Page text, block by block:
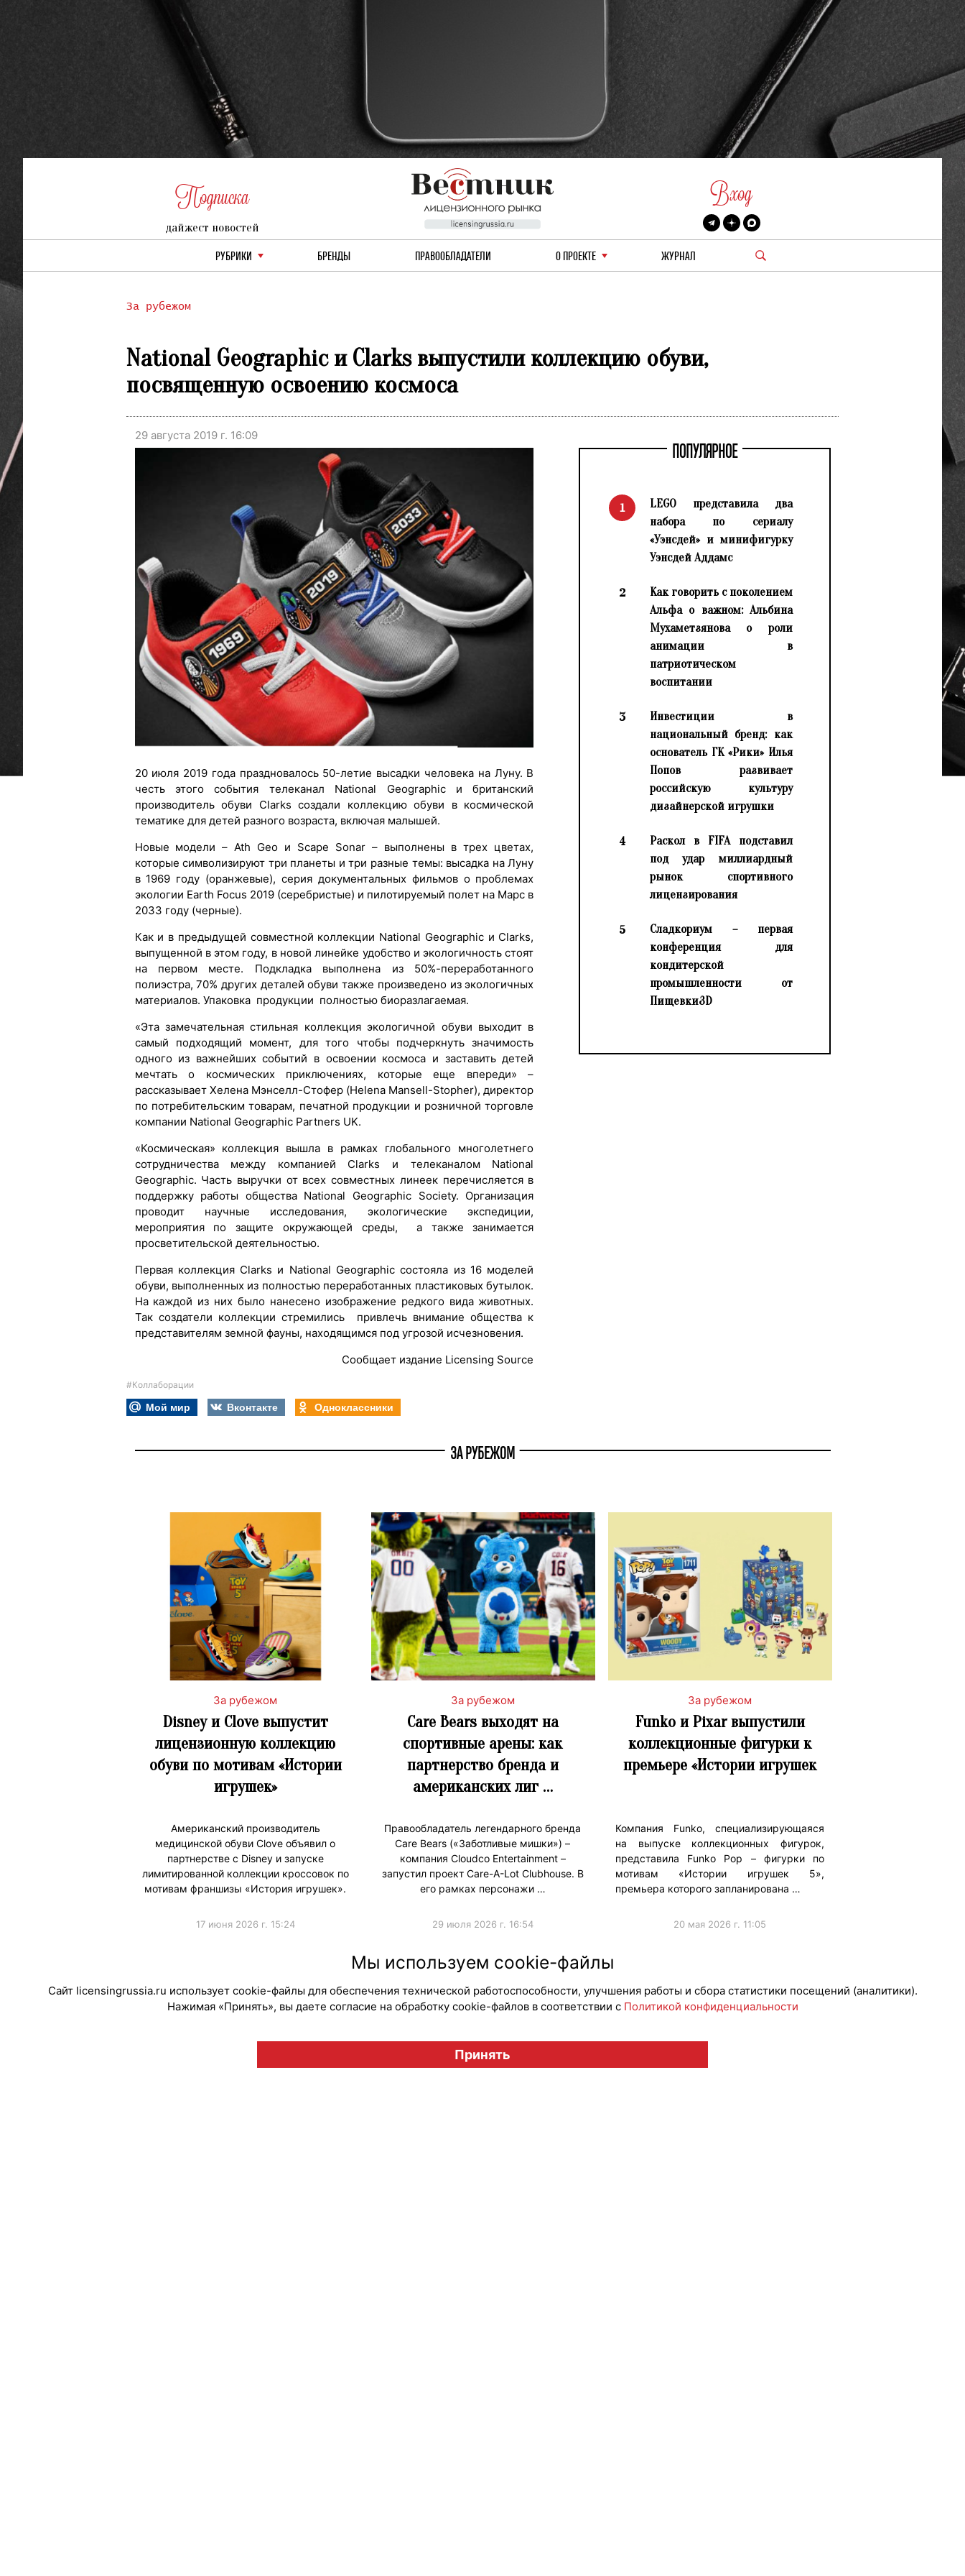
Подписка
дайжест новостей
Вход
РУБРИКИ БРЕНДЫ ПРАВООБЛАДАТЕЛИ О ПРОЕКТЕ ЖУРНАЛ
За рубежом
National Geographic и Clarks выпустили коллекцию обуви,
посвященную освоению космоса
29 августа 2019 г. 16:09
20 июля 2019 года праздновалось 50-летие высадки человека на Луну. В
честь этого события телеканал National Geographic и британский
производитель обуви Clarks создали коллекцию обуви в космической
тематике для детей разного возраста, включая малышей.
Новые модели – Ath Geo и Scape Sonar – выполнены в трех цветах,
которые символизируют три планеты и три разные темы: высадка на Луну
в 1969 году (оранжевые), серия документальных фильмов о проблемах
экологии Earth Focus 2019 (серебристые) и пилотируемый полет на Марс в
2033 году (черные).
Как и в предыдущей совместной коллекции National Geographic и Clarks,
выпущенной в этом году, в новой линейке удобство и экологичность стоят
на первом месте. Подкладка выполнена из 50%-переработанного
полиэстра, 70% других деталей обуви также произведено из экологичных
материалов. Упаковка продукции полностью биоразлагаемая.
«Эта замечательная стильная коллекция экологичной обуви выходит в
самый подходящий момент, для того чтобы подчеркнуть значимость
одного из важнейших событий в освоении космоса и заставить детей
мечтать о космических приключениях, которые еще впереди» –
рассказывает Хелена Мэнселл-Стофер (Helena Mansell-Stopher), директор
по потребительским товарам, печатной продукции и розничной торговле
компании National Geographic Partners UK.
«Космическая» коллекция вышла в рамках глобального многолетнего
сотрудничества между компанией Clarks и телеканалом National
Geographic. Часть выручки от всех совместных линеек перечисляется в
поддержку работы общества National Geographic Society. Организация
проводит научные исследования, экологические экспедиции,
мероприятия по защите окружающей среды, а также занимается
просветительской деятельностью.
Первая коллекция Clarks и National Geographic состояла из 16 моделей
обуви, выполненных из полностью переработанных пластиковых бутылок.
На каждой из них было нанесено изображение редкого вида животных.
Так создатели коллекции стремились привлечь внимание общества к
представителям земной фауны, находящимся под угрозой исчезновения.
Сообщает издание Licensing Source
ПОПУЛЯРНОЕ
1
LEGO представила два
набора по сериалу
«Уэнсдей» и минифигурку
Уэнсдей Аддамс
2
Как говорить с поколением
Альфа о важном: Альбина
Мухаметзянова о роли
анимации в
патриотическом
воспитании
3
Инвестиции в
национальный бренд: как
основатель ГК «Рики» Илья
Попов развивает
российскую культуру
дизайнерской игрушки
4
Раскол в FIFA подставил
под удар миллиардный
рынок спортивного
лицензирования
5
Сладкориум – первая
конференция для
кондитерской
промышленности от
Пищевки3D
#Коллаборации
Мой мир Вконтакте Одноклассники
ЗА РУБЕЖОМ
За рубежом
Disney и Clove выпустит
лицензионную коллекцию
обуви по мотивам «Истории
игрушек»
Американский производитель
медицинской обуви Clove объявил о
партнерстве с Disney и запуске
лимитированной коллекции кроссовок по
мотивам франшизы «История игрушек».
17 июня 2026 г. 15:24
За рубежом
Care Bears выходят на
спортивные арены: как
партнерство бренда и
американских лиг …
Правообладатель легендарного бренда
Care Bears («Заботливые мишки») –
компания Cloudco Entertainment –
запустил проект Care-A-Lot Clubhouse. В
его рамках персонажи …
29 июля 2026 г. 16:54
За рубежом
Funko и Pixar выпустили
коллекционные фигурки к
премьере «Истории игрушек
Компания Funko, специализирующаяся
на выпуске коллекционных фигурок,
представила Funko Pop – фигурки по
мотивам «Истории игрушек 5»,
премьера которого запланирована …
20 мая 2026 г. 11:05
© "Вестник лицензионного рынка", licensingrussia.ru, 2009-2026 12+
Мы используем cookie-файлы
Сайт licensingrussia.ru использует cookie-файлы для обеспечения технической работоспособности, улучшения работы и сбора статистики посещений (аналитики).
Нажимая «Принять», вы даете согласие на обработку cookie-файлов в соответствии с Политикой конфиденциальности
Принять